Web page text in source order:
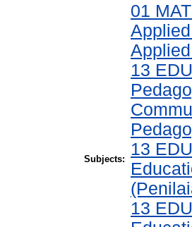
Subjects:
01
13
13
13